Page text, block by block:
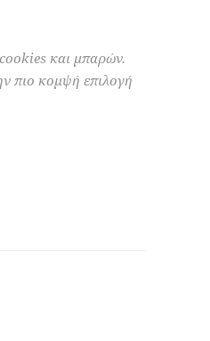
και μπαρών.
πιο κομψή επιλογή